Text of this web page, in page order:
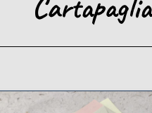
Cartapaglia